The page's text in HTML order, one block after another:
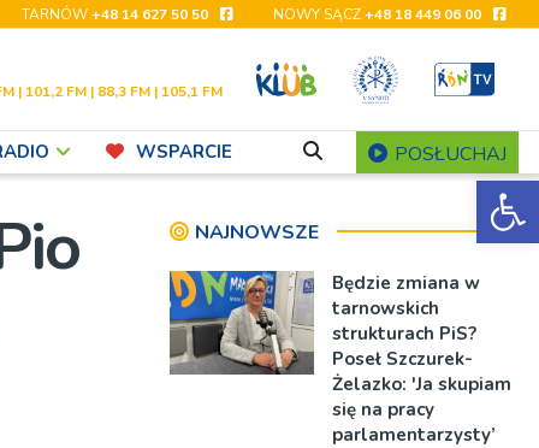
TARNÓW+48 14 627 50 50 NOWY SĄCZ+48 18 449 06 00
| 101,2 FM | 88,3 FM | 105,1 FM
WSPARCIE POSŁUCHAJ
NAJNOWSZE
Będzie zmiana w
tarnowskich
strukturach PiS?
Poseł Szczurek-
Żelazko: 'Ja skupiam
się na pracy
parlamentarzysty’